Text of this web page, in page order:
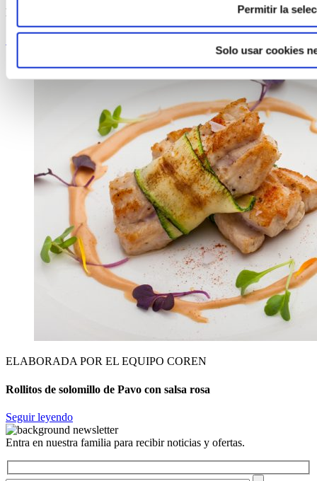
Permitir la
Solo usar cookies
Brochetas de solomillo de pavo crujientes
ELABORADA POR EL EQUIPO COREN
Rollitos de solomillo de Pavo con salsa rosa
Seguir leyendo
Entra en nuestra familia para recibir noticias y ofertas.